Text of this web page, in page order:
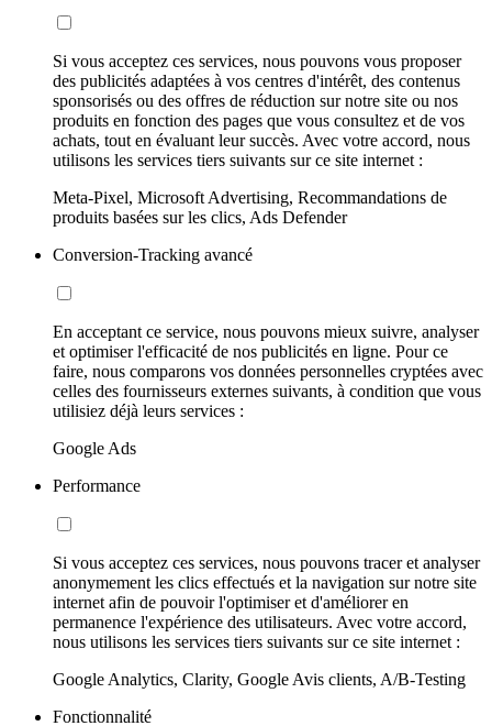
Si vous acceptez ces services, nous pouvons vous proposer
des publicités adaptées à vos centres d'intérêt, des contenus
sponsorisés ou des offres de réduction sur notre site ou nos
produits en fonction des pages que vous consultez et de vos
achats, tout en évaluant leur succès. Avec votre accord, nous
utilisons les services tiers suivants sur ce site internet :
Meta-Pixel, Microsoft Advertising, Recommandations de
produits basées sur les clics, Ads Defender
Conversion-Tracking avancé
En acceptant ce service, nous pouvons mieux suivre, analyser
et optimiser l'efficacité de nos publicités en ligne. Pour ce
faire, nous comparons vos données personnelles cryptées avec
celles des fournisseurs externes suivants, à condition que vous
utilisiez déjà leurs services :
Google Ads
Performance
Si vous acceptez ces services, nous pouvons tracer et analyser
anonymement les clics effectués et la navigation sur notre site
internet afin de pouvoir l'optimiser et d'améliorer en
permanence l'expérience des utilisateurs. Avec votre accord,
nous utilisons les services tiers suivants sur ce site internet :
Google Analytics, Clarity, Google Avis clients, A/B-Testing
Fonctionnalité